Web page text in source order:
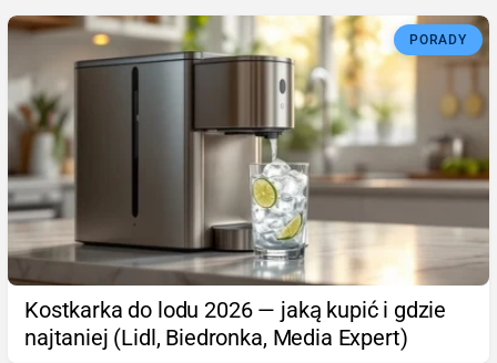
PORADY
Kostkarka do lodu 2026 — jaką kupić i gdzie
najtaniej (Lidl, Biedronka, Media Expert)